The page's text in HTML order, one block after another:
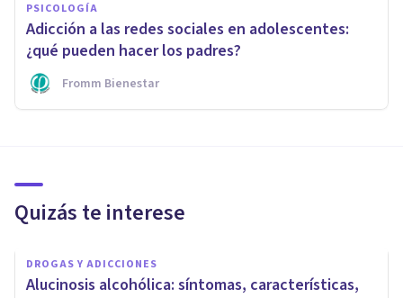
PSICOLOGÍA
Adicción a las redes sociales en adolescentes:
¿qué pueden hacer los padres?
Fromm Bienestar
Quizás te interese
DROGAS Y ADICCIONES
Alucinosis alcohólica: síntomas, características,